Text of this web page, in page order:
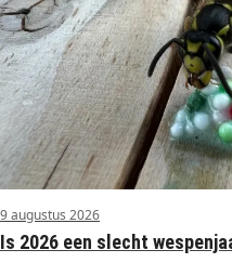
9 augustus 2026
Is 2026 een slecht